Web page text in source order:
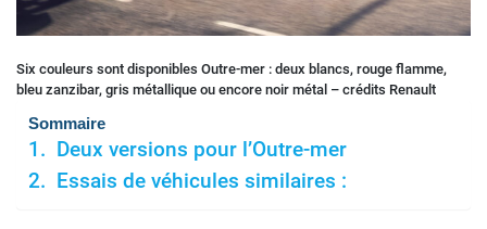
Six couleurs sont disponibles Outre-mer : deux blancs, rouge flamme,
bleu zanzibar, gris métallique ou encore noir métal – crédits Renault
Sommaire
Deux versions pour l’Outre-mer
Essais de véhicules similaires :